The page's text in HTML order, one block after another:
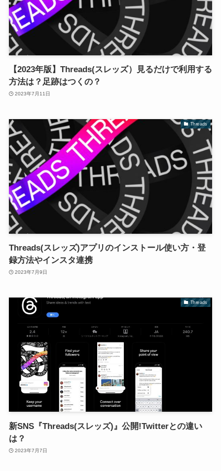
【2023年版】Threads(スレッズ）見るだけで利用する
方法は？足跡はつくの？
2023年7月11日
Threads
Threads(スレッズ)アプリのインストール使い方・登
録方法やインスタ連携
2023年7月9日
Threads
新SNS『Threads(スレッズ)』公開!Twitterとの違い
は？
2023年7月7日